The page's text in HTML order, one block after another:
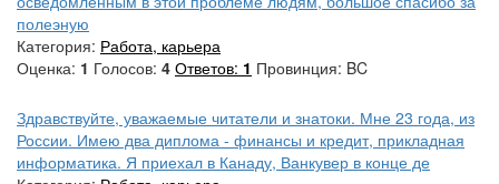
полеэную
Категория: Работа, карьера
Оценка: 1 Голосов: 4 Ответов: 1 Провинция: BC
Здравствуйте, уважаемые читатели и знатоки. Мне 23 года, из
России. Имею два диплома - финансы и кредит, прикладная
информатика. Я приехал в Канаду, Ванкувер в конце де